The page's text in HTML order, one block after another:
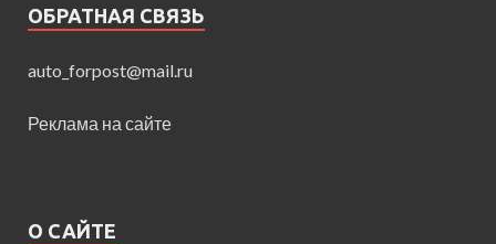
ОБРАТНАЯ СВЯЗЬ
auto_forpost@mail.ru
Реклама на сайте
О САЙТЕ